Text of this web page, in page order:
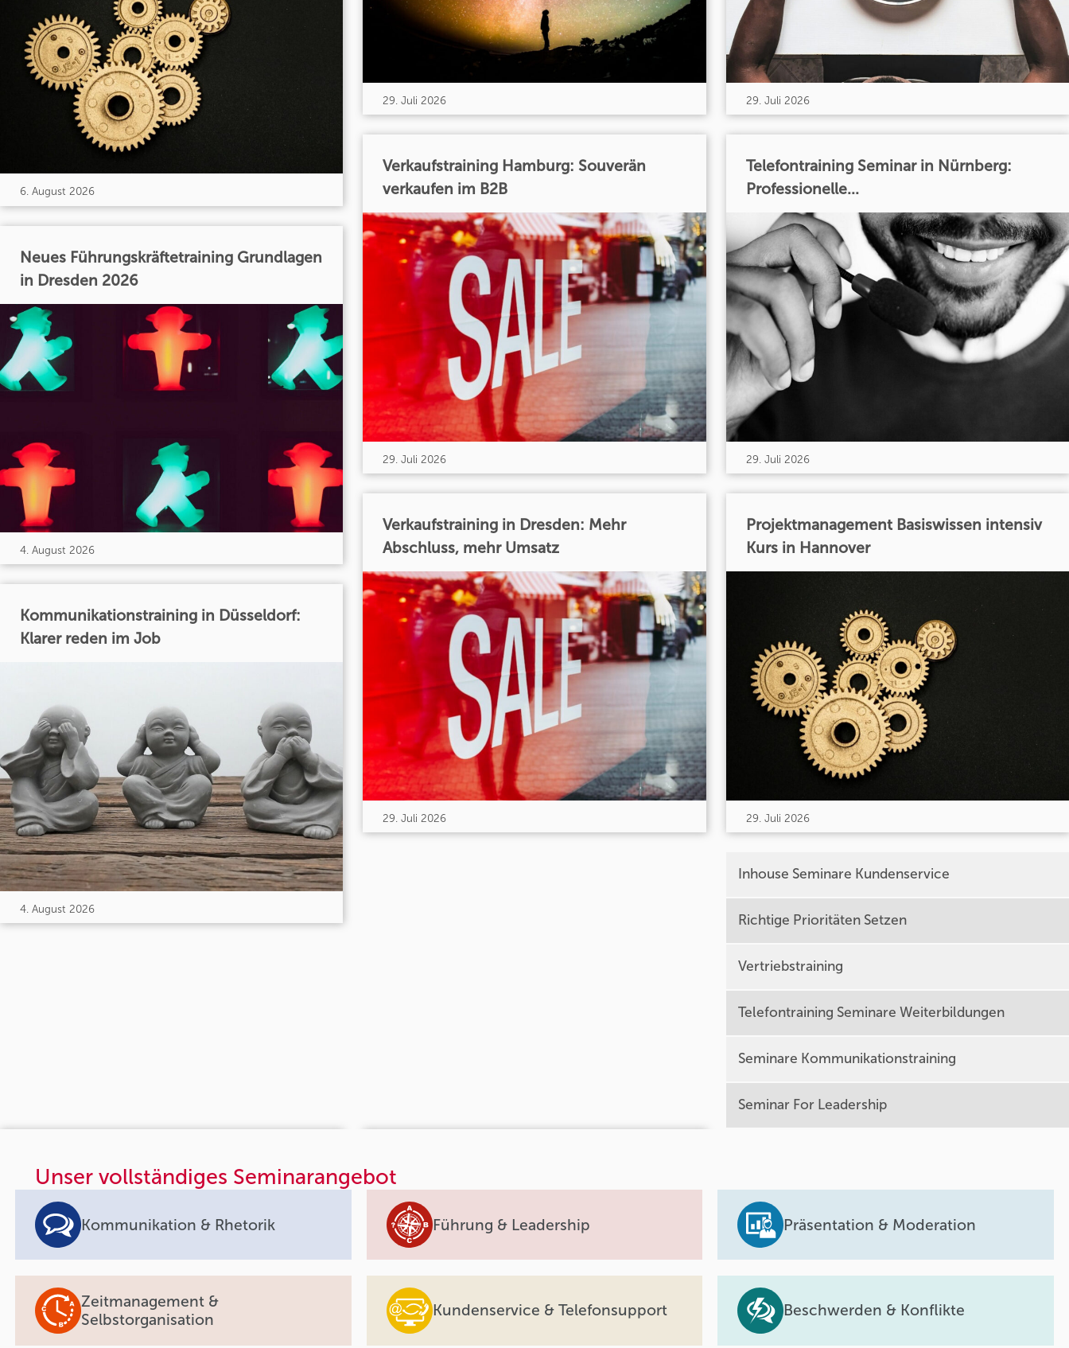
6. August 2026
Neues Führungskräftetraining Grundlagen
in Dresden 2026
4. August 2026
Kommunikationstraining in Düsseldorf:
Klarer reden im Job
4. August 2026
29. Juli 2026
Verkaufstraining Hamburg: Souverän
verkaufen im B2B
29. Juli 2026
Verkaufstraining in Dresden: Mehr
Abschluss, mehr Umsatz
29. Juli 2026
29. Juli 2026
Telefontraining Seminar in Nürnberg:
Professionelle...
29. Juli 2026
Projektmanagement Basiswissen intensiv
Kurs in Hannover
29. Juli 2026
Inhouse Seminare Kundenservice
Richtige Prioritäten Setzen
Vertriebstraining
Telefontraining Seminare Weiterbildungen
Seminare Kommunikationstraining
Seminar For Leadership
Unser vollständiges Seminarangebot
Kommunikation & Rhetorik Führung & Leadership Präsentation & Moderation
Zeitmanagement &
Selbstorganisation
Kundenservice & Telefonsupport Beschwerden & Konflikte